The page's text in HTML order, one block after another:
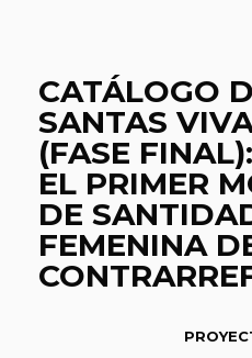
CATÁLOGO
SANTAS
(FASE
EL PRIMER
DE
FEMENINA